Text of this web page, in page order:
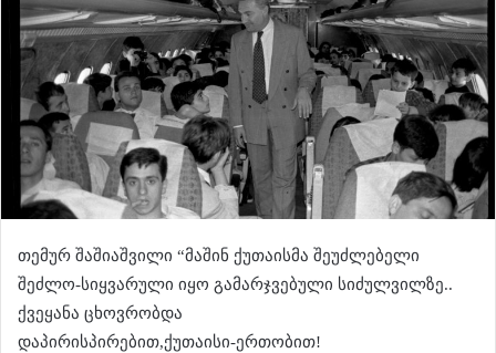
თემურ შაშიაშვილი “მაშინ ქუთაისმა შეუძლებელი
შეძლო-სიყვარული იყო გამარჯვებული სიძულვილზე..
ქვეყანა ცხოვრობდა
დაპირისპირებით,ქუთაისი-ერთობით!